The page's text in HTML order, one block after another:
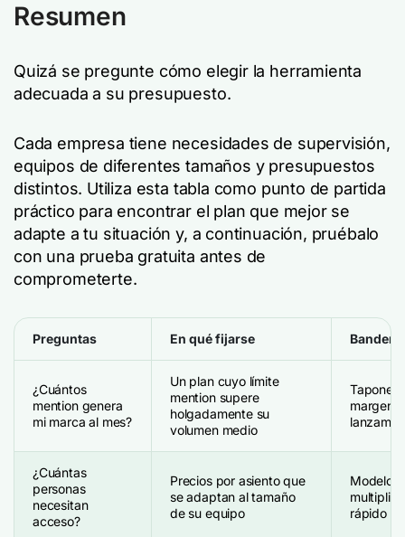
Resumen
Quizá se pregunte cómo elegir la herramienta
adecuada a su presupuesto.
Cada empresa tiene necesidades de supervisión,
equipos de diferentes tamaños y presupuestos
distintos. Utiliza esta tabla como punto de partida
práctico para encontrar el plan que mejor se
adapte a tu situación y, a continuación, pruébalo
con una prueba gratuita antes de
comprometerte.
Preguntas En qué fijarse Bandera
¿Cuántos
mention genera
mi marca al mes?
Un plan cuyo límite
mention supere
holgadamente su
volumen medio
Tapones
margen
¿Cuántas
personas
necesitan
acceso?
Precios por asiento que
se adaptan al tamaño
de su equipo
Modelos
rápido